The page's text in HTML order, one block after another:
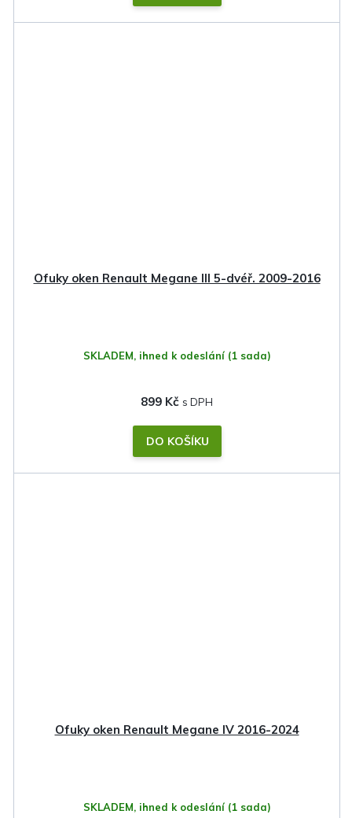
Ofuky oken Renault Megane III 5-dvéř. 2009-2016
SKLADEM, ihned k odeslání (1 sada)
899 Kč
DO KOŠÍKU
Ofuky oken Renault Megane IV 2016-2024
SKLADEM, ihned k odeslání (1 sada)